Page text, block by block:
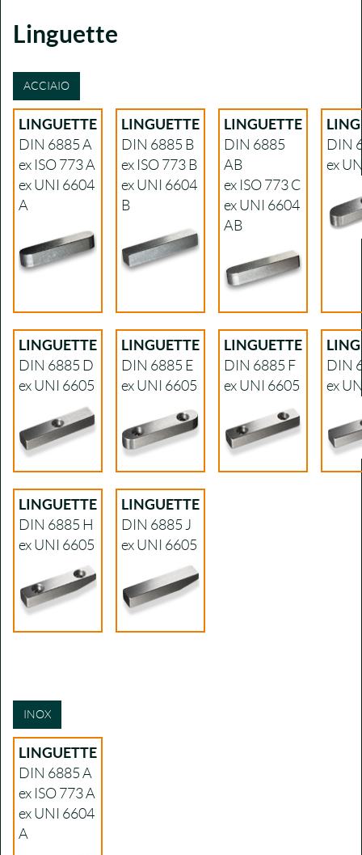
Linguette
ACCIAIO
LINGUETTE
DIN 6885 A
ex ISO 773 A
ex UNI 6604
A
LINGUETTE
DIN 6885 B
ex ISO 773 B
ex UNI 6604
B
LINGUETTE
DIN 6885
AB
ex ISO 773 C
ex UNI 6604
AB
DIN
ex
LINGUETTE
DIN 6885 D
ex UNI 6605
LINGUETTE
DIN 6885 E
ex UNI 6605
LINGUETTE
DIN 6885 F
ex UNI 6605
DIN
ex
LINGUETTE
DIN 6885 H
ex UNI 6605
LINGUETTE
DIN 6885 J
ex UNI 6605
INOX
LINGUETTE
DIN 6885 A
ex ISO 773 A
ex UNI 6604
A